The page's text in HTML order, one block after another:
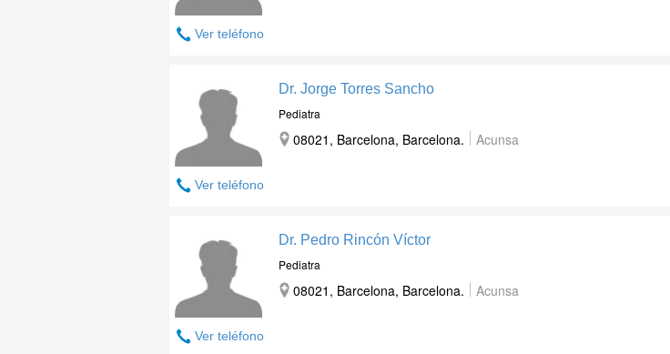
Ver teléfono
Ver teléfono
Dr. Jorge Torres Sancho
Pediatra
08021, Barcelona, Barcelona. Acunsa
Ver teléfono
Dr. Pedro Rincón Víctor
Pediatra
08021, Barcelona, Barcelona. Acunsa